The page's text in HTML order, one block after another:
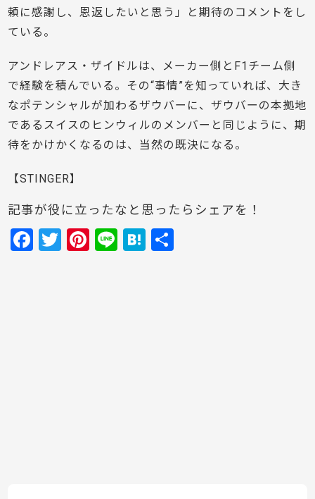
頼に感謝し、恩返したいと思う」と期待のコメントをし
ている。
アンドレアス・ザイドルは、メーカー側とF1チーム側
で経験を積んでいる。その“事情”を知っていれば、大き
なポテンシャルが加わるザウバーに、ザウバーの本拠地
であるスイスのヒンウィルのメンバーと同じように、期
待をかけかくなるのは、当然の既決になる。
【STINGER】
記事が役に立ったなと思ったらシェアを！
F
T
Pi Li H